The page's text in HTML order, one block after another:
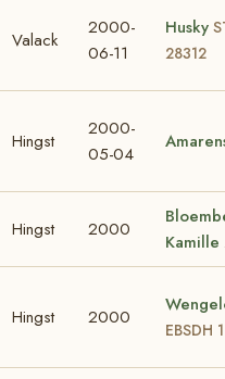
Valack
2000-
06-11
Husky
28312
Hingst
2000-
05-04
Hingst 2000
Kamille
Hingst 2000
EBSDH